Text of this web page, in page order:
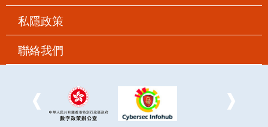
私隱政策
聯絡我們